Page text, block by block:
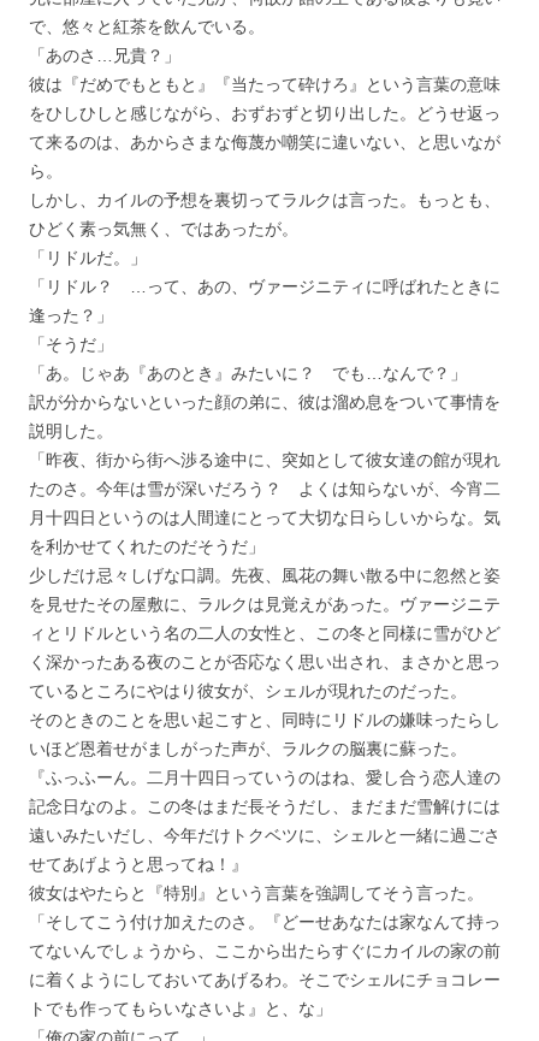
で、悠々と紅茶を飲んでいる。
「あのさ…兄貴？」
彼は『だめでもともと』『当たって砕けろ』という言葉の意味
をひしひしと感じながら、おずおずと切り出した。どうせ返っ
て来るのは、あからさまな侮蔑か嘲笑に違いない、と思いなが
ら。
しかし、カイルの予想を裏切ってラルクは言った。もっとも、
ひどく素っ気無く、ではあったが。
「リドルだ。」
「リドル？ …って、あの、ヴァージニティに呼ばれたときに
逢った？」
「そうだ」
「あ。じゃあ『あのとき』みたいに？ でも…なんで？」
訳が分からないといった顔の弟に、彼は溜め息をついて事情を
説明した。
「昨夜、街から街へ渉る途中に、突如として彼女達の館が現れ
たのさ。今年は雪が深いだろう？ よくは知らないが、今宵二
月十四日というのは人間達にとって大切な日らしいからな。気
を利かせてくれたのだそうだ」
少しだけ忌々しげな口調。先夜、風花の舞い散る中に忽然と姿
を見せたその屋敷に、ラルクは見覚えがあった。ヴァージニテ
ィとリドルという名の二人の女性と、この冬と同様に雪がひど
く深かったある夜のことが否応なく思い出され、まさかと思っ
ているところにやはり彼女が、シェルが現れたのだった。
そのときのことを思い起こすと、同時にリドルの嫌味ったらし
いほど恩着せがましがった声が、ラルクの脳裏に蘇った。
『ふっふーん。二月十四日っていうのはね、愛し合う恋人達の
記念日なのよ。この冬はまだ長そうだし、まだまだ雪解けには
遠いみたいだし、今年だけトクベツに、シェルと一緒に過ごさ
せてあげようと思ってね！』
彼女はやたらと『特別』という言葉を強調してそう言った。
「そしてこう付け加えたのさ。『どーせあなたは家なんて持っ
てないんでしょうから、ここから出たらすぐにカイルの家の前
に着くようにしておいてあげるわ。そこでシェルにチョコレー
トでも作ってもらいなさいよ』と、な」